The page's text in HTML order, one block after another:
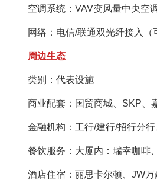
空调系统‌：VAV变风量中央空
网络‌：电信/联通双光纤接入（
周边生态‌
类别‌：‌代表设施‌
商业配套‌：国贸商城、SKP、
金融机构‌：工行/建行/招行分行
餐饮服务‌：大厦内：瑞幸咖啡
酒店住宿‌：丽思卡尔顿、JW万